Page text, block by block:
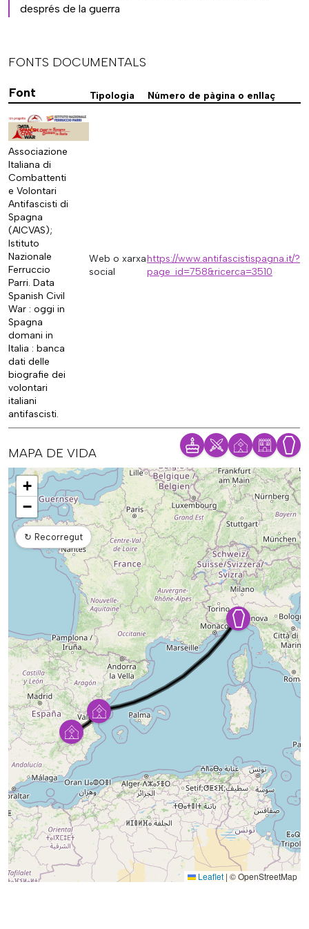
després de la guerra
FONTS DOCUMENTALS
Font
Tipologia Número de pàgina o enllaç
Associazione
Italiana di
Combattenti
e Volontari
Antifascisti di
Spagna
(AICVAS);
Istituto
Nazionale
Ferruccio
Parri. Data
Spanish Civil
War : oggi in
Spagna
domani in
Italia : banca
dati delle
biografie dei
volontari
italiani
antifascisti.
Web o xarxa
social
https://www.antifascistispagna.it/?
page_id=758&ricerca=3510
MAPA DE VIDA
Mapa
+
−
↻ Recorregut
Leaflet | © OpenStreetMap